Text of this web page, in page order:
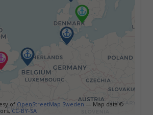
Κρίστιανσαντ, Νορβηγία
Ημέρα 5η
Εν Πλω
of OpenStreetMap Sweden — Map data ©
CC-BY-SA